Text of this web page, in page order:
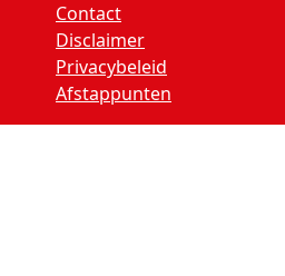
Contact
Disclaimer
Privacybeleid
Afstappunten